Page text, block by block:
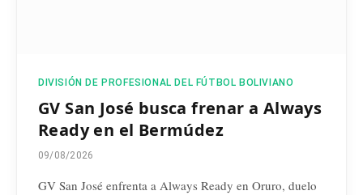
DIVISIÓN DE PROFESIONAL DEL FÚTBOL BOLIVIANO
GV San José busca frenar a Always
Ready en el Bermúdez
09/08/2026
GV San José enfrenta a Always Ready en Oruro, duelo